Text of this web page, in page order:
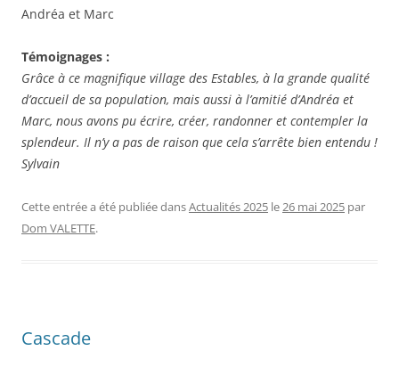
Andréa et Marc
Témoignages :
Grâce à ce magnifique village des Estables, à la grande qualité
d’accueil de sa population, mais aussi à l’amitié d’Andréa et
Marc, nous avons pu écrire, créer, randonner et contempler la
splendeur. Il n’y a pas de raison que cela s’arrête bien entendu !
Sylvain
Cette entrée a été publiée dansActualités 2025 le26 mai 2025 par
Dom VALETTE.
Cascade